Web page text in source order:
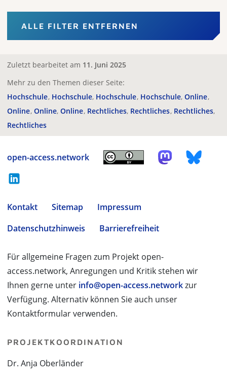
ALLE FILTER ENTFERNEN
Zuletzt bearbeitet am 11. Juni 2025
Mehr zu den Themen dieser Seite:
Hochschule Hochschule Hochschule Hochschule Online
Online Online Online Rechtliches Rechtliches Rechtliches
Rechtliches
open-access.network
Kontakt Sitemap
Impressum
Datenschutzhinweis
Barrierefreiheit
Für allgemeine Fragen zum Projekt open-
access.network, Anregungen und Kritik stehen wir
Ihnen gerne unter info@open-access.networkzur
Verfügung. Alternativ können Sie auch unser
Kontaktformular verwenden.
PROJEKTKOORDINATION
Dr. Anja Oberländer